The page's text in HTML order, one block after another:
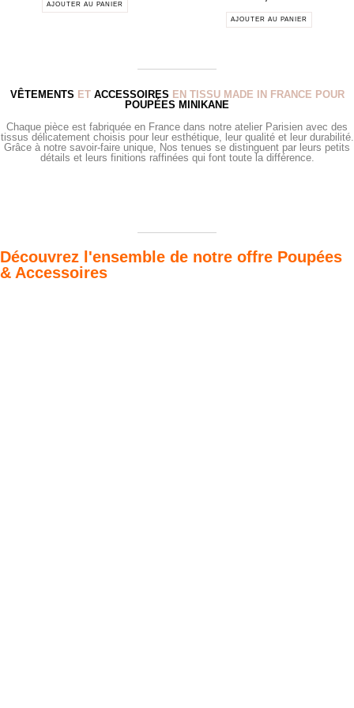
AJOUTER AU PANIER
AJOUTER AU PANIER
VÊTEMENTS ET ACCESSOIRES EN TISSU MADE IN FRANCE POUR
POUPÉES MINIKANE
Chaque pièce est fabriquée en France dans notre atelier Parisien avec des
tissus délicatement choisis pour leur esthétique, leur qualité et leur durabilité.
Grâce à notre savoir-faire unique, Nos tenues se distinguent par leurs petits
détails et leurs finitions raffinées qui font toute la différence.
Découvrez l'ensemble de notre offre Poupées
& Accessoires